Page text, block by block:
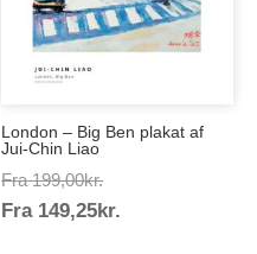
London – Big Ben plakat af
Jui-Chin Liao
Fra 199,00kr.Prisinterval:
199,00kr.
Fra 149,25kr.